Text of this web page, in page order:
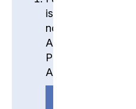
ist ein
notwendig. Setze
Anforderungen
Passwort. Alle
Anleitung